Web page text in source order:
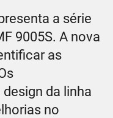
a série
9005S. A nova
as
da linha
no